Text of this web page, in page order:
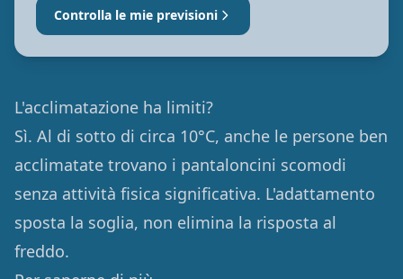
Controlla le mie previsioni
L'acclimatazione ha limiti?
Sì. Al di sotto di circa 10°C, anche le persone ben
acclimatate trovano i pantaloncini scomodi
senza attività fisica significativa. L'adattamento
sposta la soglia, non elimina la risposta al
freddo.